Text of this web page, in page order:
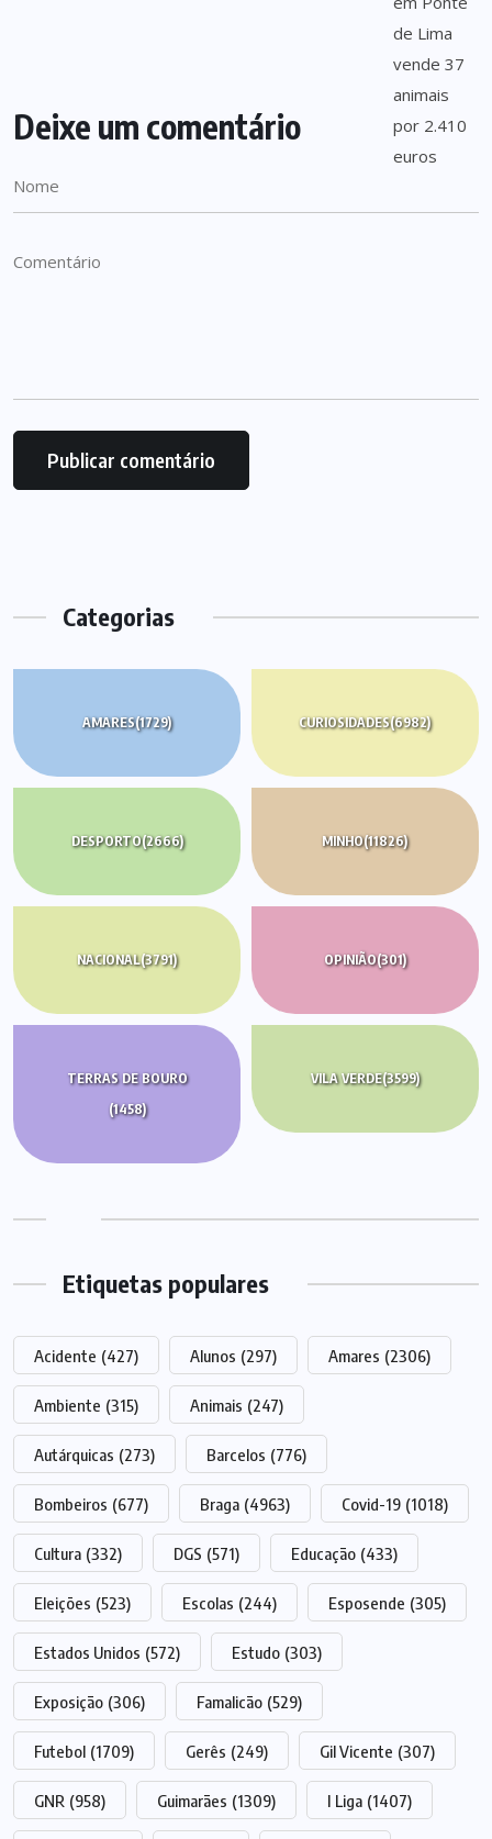
Deixe um comentário
Categorias
AMARES(1729) CURIOSIDADES(6982)
DESPORTO(2666) MINHO(11826)
NACIONAL(3791) OPINIÃO(301)
TERRAS DE BOURO
(1458)
VILA VERDE(3599)
Etiquetas populares
Acidente (427) Alunos (297) Amares (2306)
Ambiente (315) Animais (247)
Autárquicas (273) Barcelos (776)
Bombeiros (677) Braga (4963) Covid-19 (1018)
Cultura (332) DGS (571) Educação (433)
Eleições (523) Escolas (244) Esposende (305)
Estados Unidos (572) Estudo (303)
Exposição (306) Famalicão (529)
Futebol (1709) Gerês (249) Gil Vicente (307)
GNR (958) Guimarães (1309) I Liga (1407)